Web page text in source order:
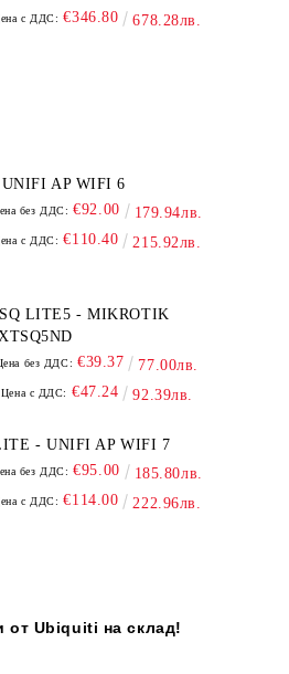
с ДДС: €346.80 678.28лв.
U6+ UNIFI AP WIFI 6
без ДДС: €92.00 179.94лв.
с ДДС: €110.40 215.92лв.
LITE5 - MIKROTIK
без ДДС: €39.37 77.00лв.
Цена с ДДС: €47.24 92.39лв.
U7 LITE - UNIFI AP WIFI 7
без ДДС: €95.00 185.80лв.
с ДДС: €114.00 222.96лв.
от Ubiquiti на склад!